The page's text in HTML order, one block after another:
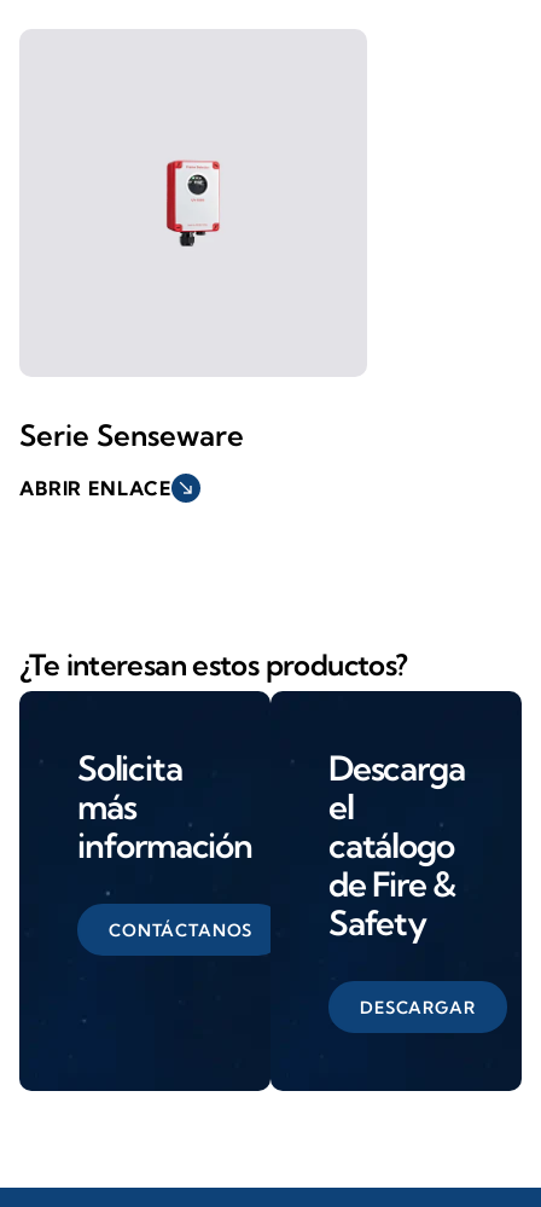
Serie Senseware
ABRIR ENLACE south_east
¿Te interesan estos productos?
Solicita
más
información
CONTÁCTANOS
Descarga
el
catálogo
de Fire &
Safety
DESCARGAR